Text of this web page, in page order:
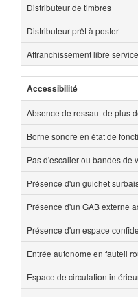
Distributeur de timbres
Distributeur prêt à poster
Affranchissement libre service
Accessibilité
Absence de ressaut de plus
Borne sonore en état de
Pas d'escalier ou bandes de
Présence d'un guichet
Présence d'un GAB externe
Présence d'un espace
Entrée autonome en fauteil
Espace de circulation